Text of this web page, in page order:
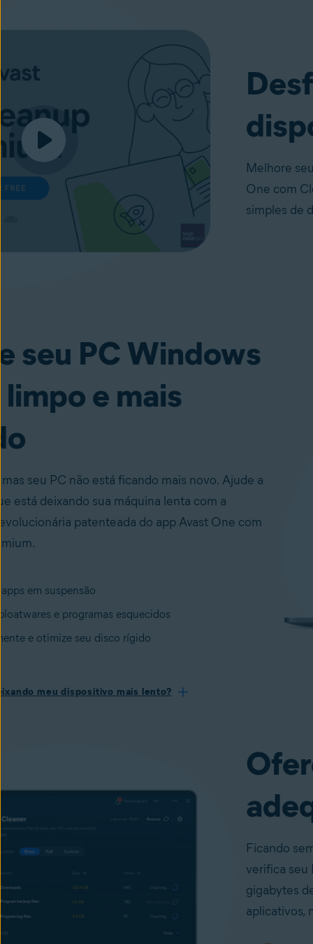
Melhore
One com
simples de
seu PC Windows
e mais
seu PC não está ficando mais novo. Ajude a
está deixando sua máquina lenta com a
patenteada do app Avast One com
em suspensão
e programas esquecidos
e otimize seu disco rígido
meu dispositivo mais lento?
Ficando
verifica seu
gigabytes
aplicativos,